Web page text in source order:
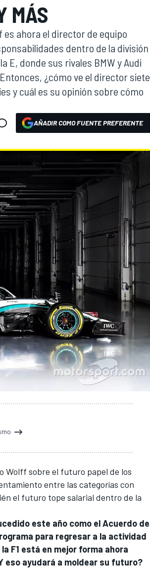
MÁS
es ahora el director de equipo
dentro de la división
E, donde sus rivales BMW y Audi
¿cómo ve el director siete
y cuál es su opinión sobre cómo
AÑADIR COMO FUENTE PREFERENTE
Wolff sobre el futuro papel de los
entre las categorías con
el futuro tope salarial dentro de la
este año como el Acuerdo de
para regresar a la actividad
F1 está en mejor forma ahora
eso ayudará a moldear su futuro?